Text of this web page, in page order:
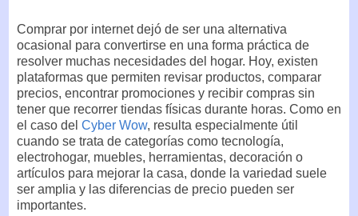
Comprar por internet dejó de ser una alternativa
ocasional para convertirse en una forma práctica de
resolver muchas necesidades del hogar. Hoy, existen
plataformas que permiten revisar productos, comparar
precios, encontrar promociones y recibir compras sin
tener que recorrer tiendas físicas durante horas. Como en
el caso del Cyber Wow, resulta especialmente útil
cuando se trata de categorías como tecnología,
electrohogar, muebles, herramientas, decoración o
artículos para mejorar la casa, donde la variedad suele
ser amplia y las diferencias de precio pueden ser
importantes.